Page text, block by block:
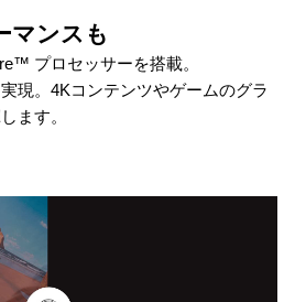
マンスも
プロセッサーを搭載。
現。4Kコンテンツやゲームのグラ
ます。